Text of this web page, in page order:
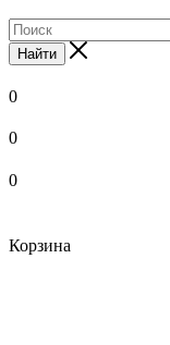
Найти
0
0
0
Корзина